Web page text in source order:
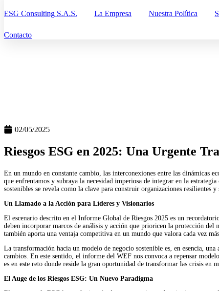
ESG Consulting S.A.S. La Empresa Nuestra Política
Contacto
02/05/2025
Riesgos ESG en 2025: Una Urgente
En un mundo en constante cambio, las interconexiones entre las dinámicas
que enfrentamos y subraya la necesidad imperiosa de integrar en la
sostenibles se revela como la clave para construir organizaciones resilientes
Un Llamado a la Acción para Líderes y Visionarios
El escenario descrito en el Informe Global de Riesgos 2025 es un
deben incorporar marcos de análisis y acción que prioricen la protección del
también aporta una ventaja competitiva en un mundo que valora cada vez
La transformación hacia un modelo de negocio sostenible es, en esencia,
cambios. En este sentido, el informe del WEF nos convoca a repensar
es en este reto donde reside la gran oportunidad de transformar las crisis en
El Auge de los Riesgos ESG: Un Nuevo Paradigma